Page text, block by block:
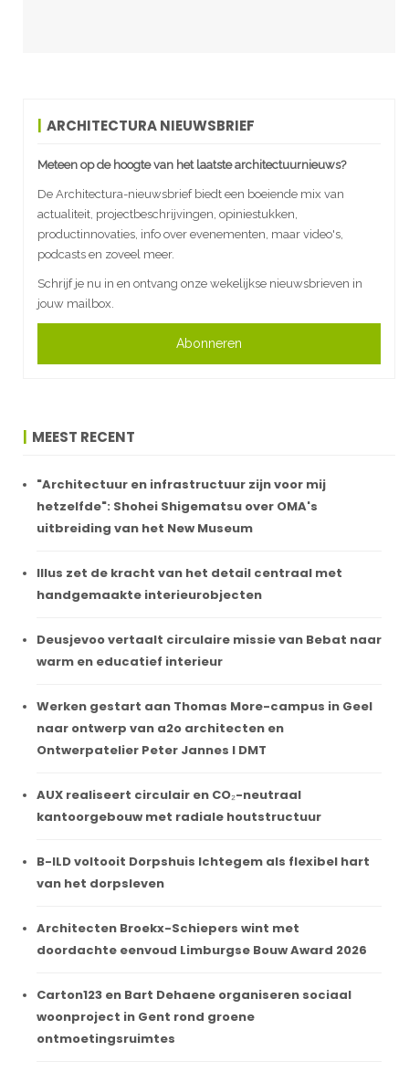
ARCHITECTURA NIEUWSBRIEF
Meteen op de hoogte van het laatste architectuurnieuws?
De Architectura-nieuwsbrief biedt een boeiende mix van
actualiteit, projectbeschrijvingen, opiniestukken,
productinnovaties, info over evenementen, maar video's,
podcasts en zoveel meer.
Schrijf je nu in en ontvang onze wekelijkse nieuwsbrieven in
jouw mailbox.
Abonneren
MEEST RECENT
"Architectuur en infrastructuur zijn voor mij
hetzelfde": Shohei Shigematsu over OMA's
uitbreiding van het New Museum
Illus zet de kracht van het detail centraal met
handgemaakte interieurobjecten
Deusjevoo vertaalt circulaire missie van Bebat naar
warm en educatief interieur
Werken gestart aan Thomas More-campus in Geel
naar ontwerp van a2o architecten en
Ontwerpatelier Peter Jannes I DMT
AUX realiseert circulair en CO₂-neutraal
kantoorgebouw met radiale houtstructuur
B-ILD voltooit Dorpshuis Ichtegem als flexibel hart
van het dorpsleven
Architecten Broekx-Schiepers wint met
doordachte eenvoud Limburgse Bouw Award 2026
Carton123 en Bart Dehaene organiseren sociaal
woonproject in Gent rond groene
ontmoetingsruimtes